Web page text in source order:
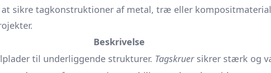
sikre tagkonstruktioner af metal, træ eller
Beskrivelse
til underliggende strukturer. Tagskruersikrer stærk og